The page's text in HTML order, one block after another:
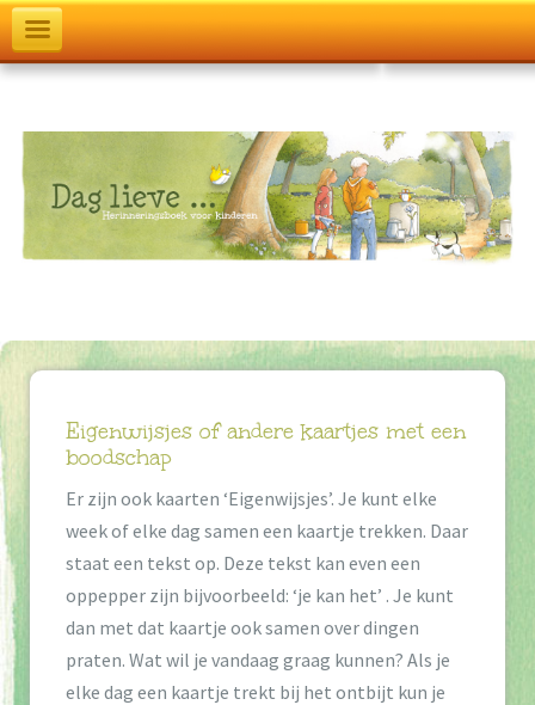
T
o
g
e
a
a
t
i
o
n
Eigenwijsjes of andere kaartjes met een
boodschap
Er zijn ook kaarten ‘Eigenwijsjes’. Je kunt elke
week of elke dag samen een kaartje trekken. Daar
staat een tekst op. Deze tekst kan even een
oppepper zijn bijvoorbeeld: ‘je kan het’ . Je kunt
dan met dat kaartje ook samen over dingen
praten. Wat wil je vandaag graag kunnen? Als je
elke dag een kaartje trekt bij het ontbijt kun je